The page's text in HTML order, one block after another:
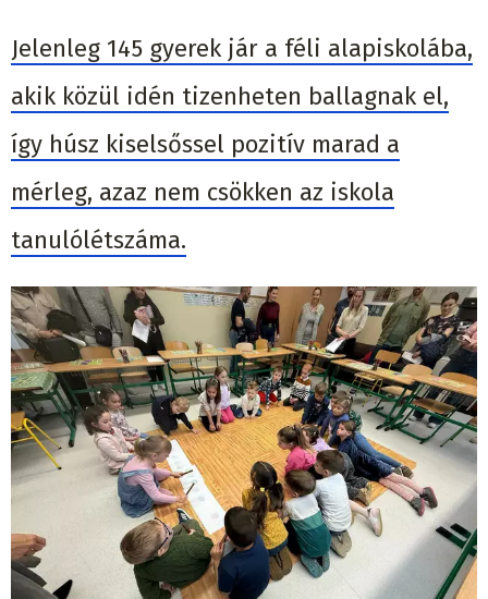
Jelenleg 145 gyerek jár a féli alapiskolába,
akik közül idén tizenheten ballagnak el,
így húsz kiselsőssel pozitív marad a
mérleg, azaz nem csökken az iskola
tanulólétszáma.